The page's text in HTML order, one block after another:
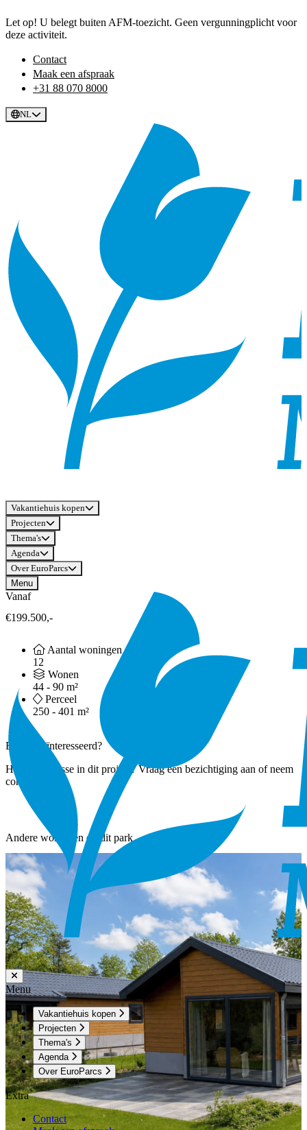
Let op! U belegt buiten AFM-toezicht. Geen vergunningplicht voor
deze activiteit.
Contact
Maak een afspraak
+31 88 070 8000
NL
Vakantiehuis kopen
Projecten
Thema's
Agenda
Over EuroParcs
Menu
Menu
Vakantiehuis kopen
Projecten
Thema's
Agenda
Over EuroParcs
Extra
Contact
Vanaf
€199.500,-
Aantal woningen
12
Wonen
44 - 90 m²
Perceel
250 - 401 m²
Ben je geïnteresseerd?
Heb je interesse in dit project? Vraag een bezichtiging aan of neem
contact op!
Andere woningen op dit park